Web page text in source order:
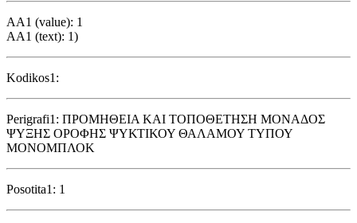
AA1 (value): 1
AA1 (text): 1)
Kodikos1:
Perigrafi1: ΠΡΟΜΗΘΕΙΑ ΚΑΙ ΤΟΠΟΘΕΤΗΣΗ ΜΟΝΑΔΟΣ
ΨΥΞΗΣ ΟΡΟΦΗΣ ΨΥΚΤΙΚΟΥ ΘΑΛΑΜΟΥ ΤΥΠΟΥ
ΜΟΝΟΜΠΛΟΚ
Posotita1: 1